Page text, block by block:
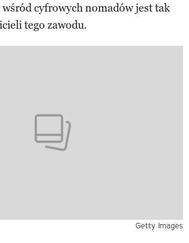
wśród cyfrowych nomadów jest tak
tego zawodu.
Getty Images